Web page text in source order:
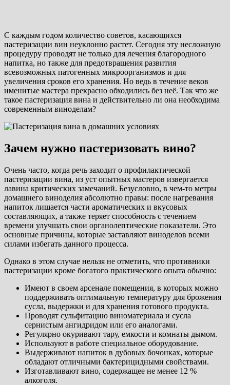
С каждым годом количество советов, касающихся
пастеризации вин неуклонно растет. Сегодня эту несложную
процедуру проводят не только для лечения благородного
напитка, но также для предотвращения развития
всевозможных патогенных микроорганизмов и для
увеличения сроков его хранения. Но ведь в течение веков
именитые мастера прекрасно обходились без неё. Так что же
такое пастеризация вина и действительно ли она необходима
современным виноделам?
Зачем нужно пастеризовать вино?
Очень часто, когда речь заходит о профилактической
пастеризации вина, из уст опытных мастеров извергается
лавина критических замечаний. Безусловно, в чем-то метры
домашнего виноделия абсолютно правы: после нагревания
напиток лишается части ароматических и вкусовых
составляющих, а также теряет способность с течением
времени улучшать свои органолептические показатели. Это
основные причины, которые заставляют виноделов всеми
силами избегать данного процесса.
Однако в этом случае нельзя не отметить, что противники
пастеризации кроме богатого практического опыта обычно:
Имеют в своем арсенале помещения, в которых можно
поддерживать оптимальную температуру для брожения
сусла, выдержки и для хранения готового продукта.
Проводят сульфитацию виноматериала и сусла
сернистым ангидридом или его аналогами.
Регулярно окуривают тару, емкости и комнаты дымом.
Используют в работе специальное оборудование.
Выдерживают напиток в дубовых бочонках, которые
обладают отличными бактерицидными свойствами.
Изготавливают вино, содержащее не менее 12 %
алкоголя.